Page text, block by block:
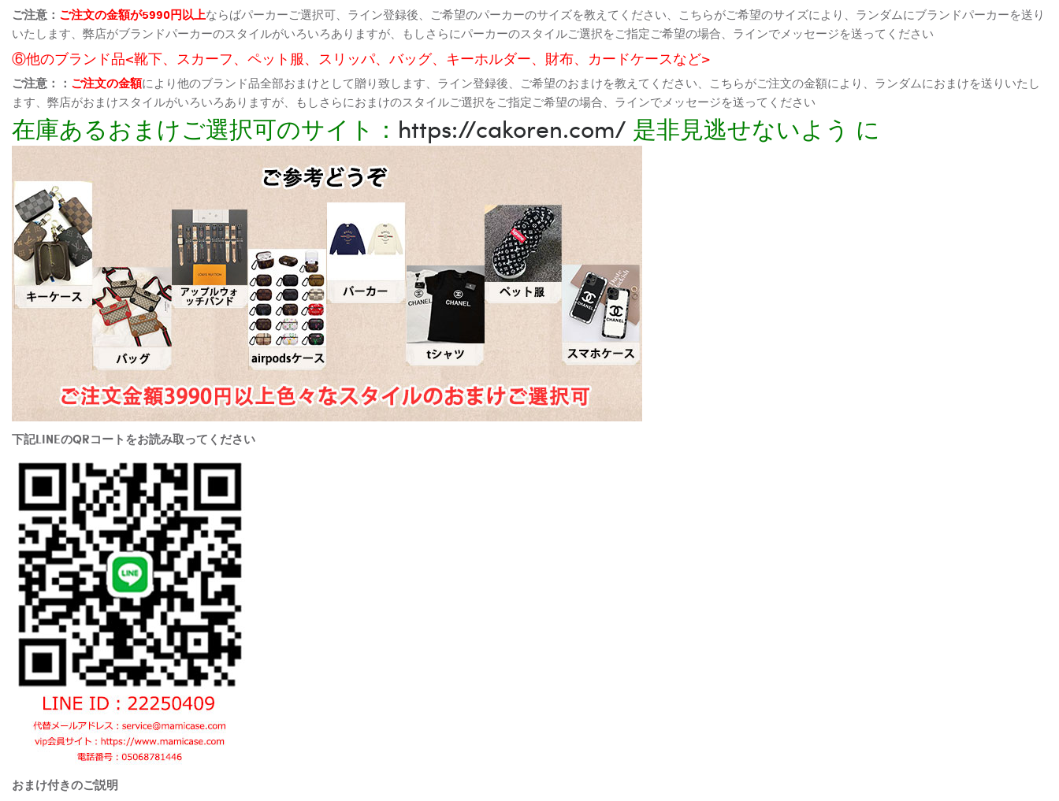
ご注意： ご注文の金額が5990円以上ならばパーカーご選択可、ライン登録後、ご希望のパーカーのサイズを教えてください、こちらがご希望のサイズにより、ランダムにブランドパーカーを送り
いたします、弊店がブランドパーカーのスタイルがいろいろありますが、もしさらにパーカーのスタイルご選択をご指定ご希望の場合、ラインでメッセージを送ってください
⑥他のブランド品<靴下、スカーフ、ペット服、スリッパ、バッグ、キーホルダー、財布、カードケースなど>
ご注意：： ご注文の金額により他のブランド品全部おまけとして贈り致します、ライン登録後、ご希望のおまけを教えてください、こちらがご注文の金額により、ランダムにおまけを送りいたし
ます、弊店がおまけスタイルがいろいろありますが、もしさらにおまけのスタイルご選択をご指定ご希望の場合、ラインでメッセージを送ってください
在庫あるおまけご選択可のサイト： https://cakoren.com/ 是非見逃せないよう に
下記LINEのQRコートをお読み取ってください
おまけ付きのご説明